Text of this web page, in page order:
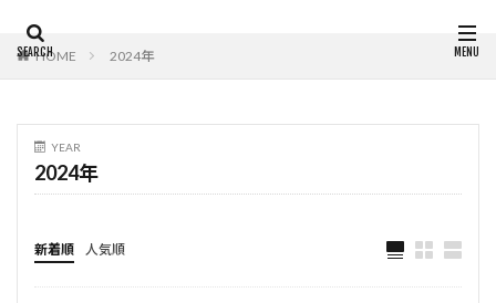
HOME 2024年
YEAR
2024年
新着順 人気順